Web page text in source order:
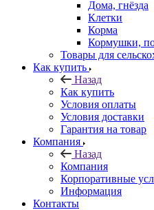
Дома, гнёзда
Клетки
Корма
Кормушки,
Товары для
Как купить
Назад
Как купить
Условия оплаты
Условия доставки
Гарантия на товар
Компания
Назад
Компания
Корпоративные
Информация
Контакты